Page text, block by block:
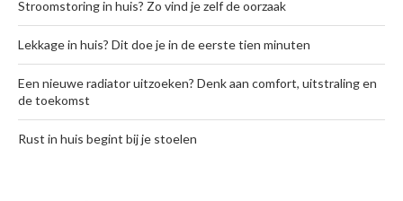
Stroomstoring in huis? Zo vind je zelf de oorzaak
Lekkage in huis? Dit doe je in de eerste tien minuten
Een nieuwe radiator uitzoeken? Denk aan comfort, uitstraling en
de toekomst
Rust in huis begint bij je stoelen